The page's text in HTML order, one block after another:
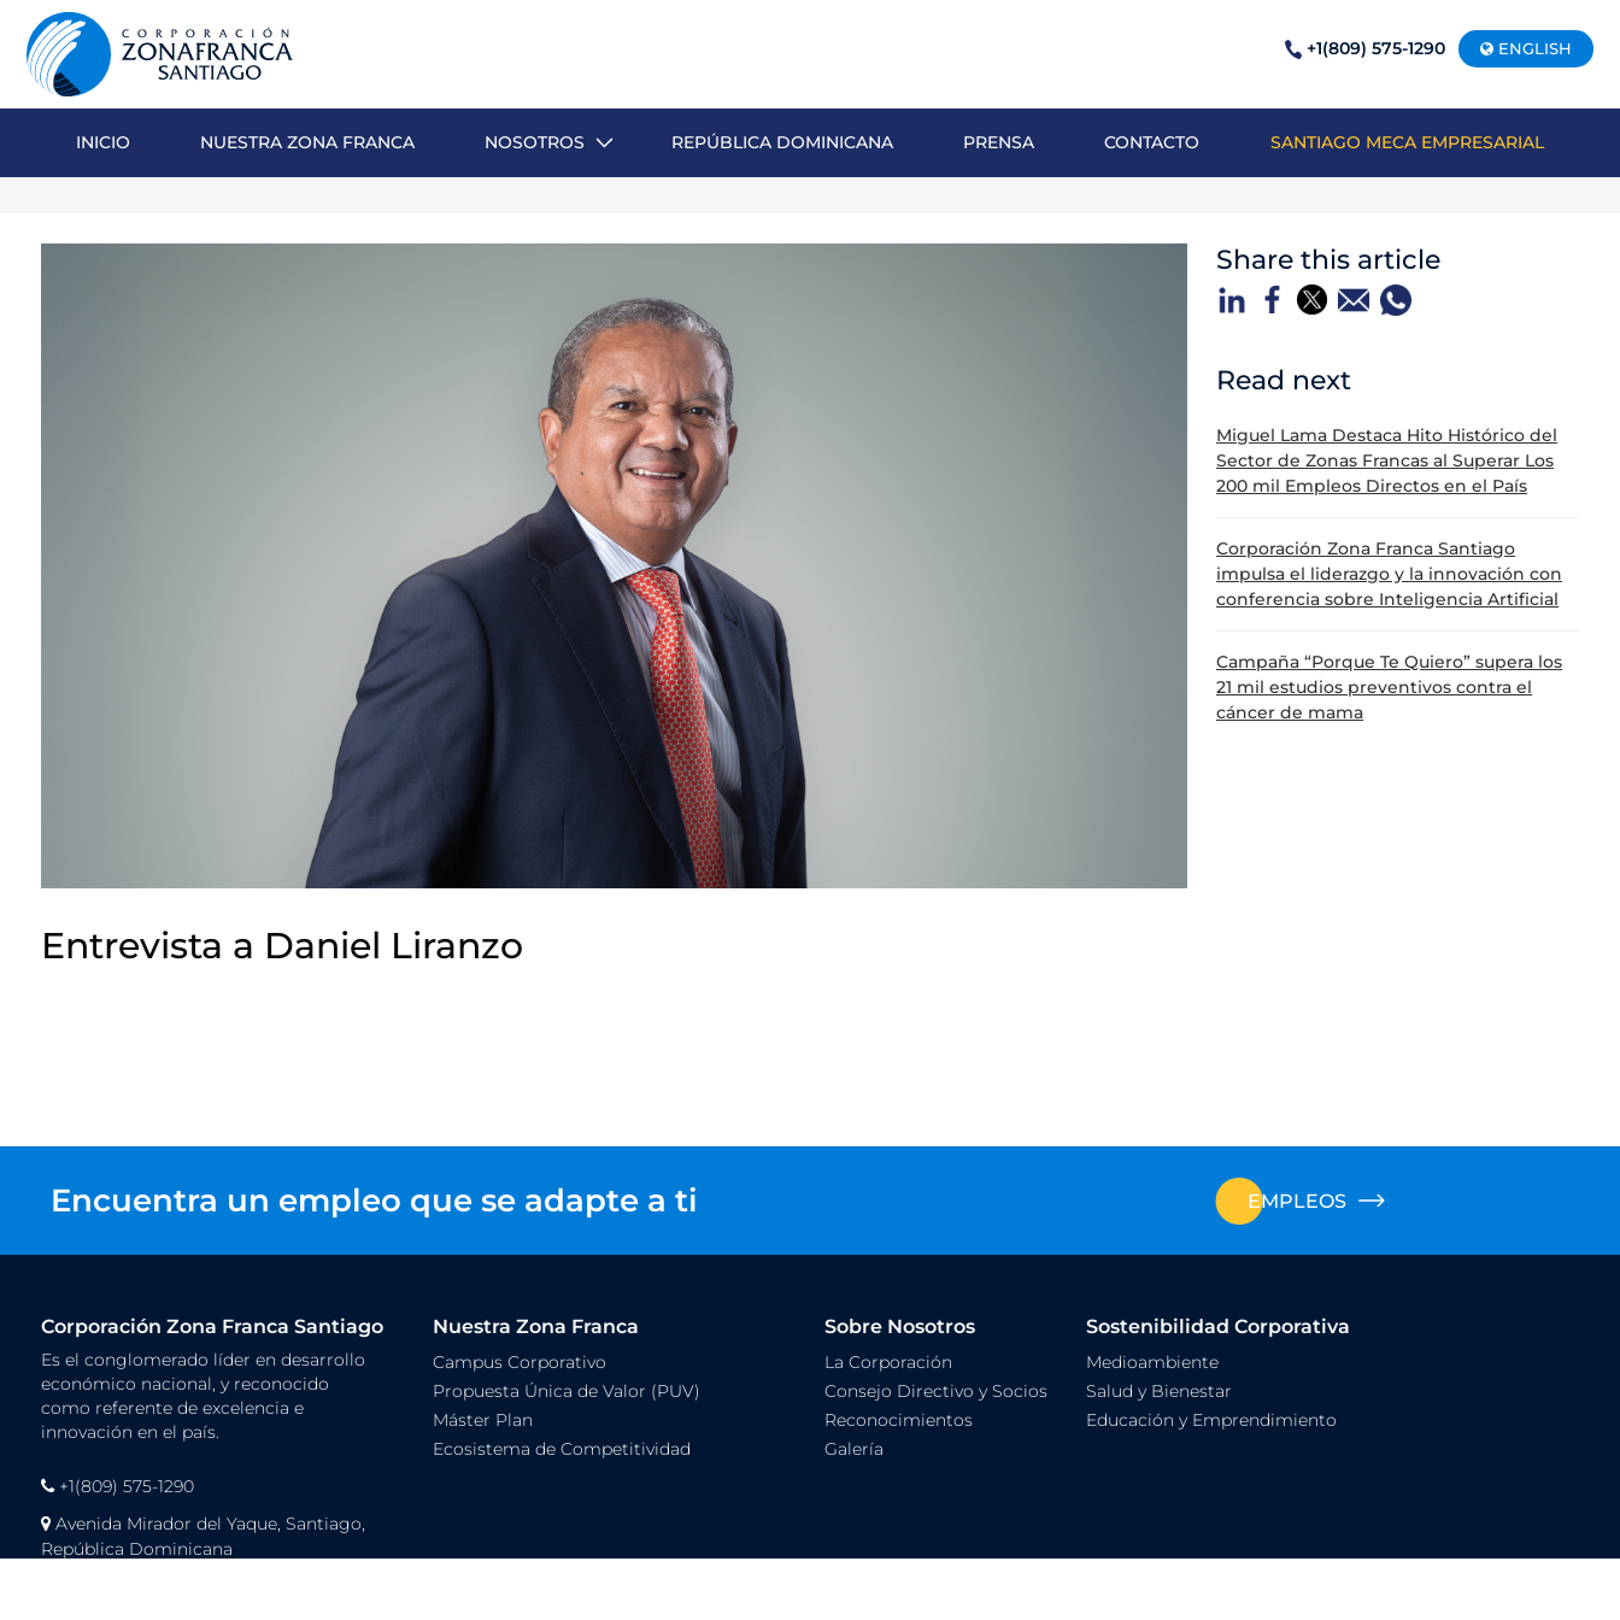
+1(809) 575-1290 ENGLISH
INICIO NUESTRA ZONA FRANCA NOSOTROS REPÚBLICA DOMINICANA PRENSA CONTACTO SANTIAGO MECA EMPRESARIAL
Entrevista a Daniel Liranzo
Share this article
Read next
Miguel Lama Destaca Hito Histórico del
Sector de Zonas Francas al Superar Los
200 mil Empleos Directos en el País
Corporación Zona Franca Santiago
impulsa el liderazgo y la innovación con
conferencia sobre Inteligencia Artificial
Campaña “Porque Te Quiero” supera los
21 mil estudios preventivos contra el
cáncer de mama
Encuentra un empleo que se adapte a ti EMPLEOS
Corporación Zona Franca Santiago
Es el conglomerado líder en desarrollo
económico nacional, y reconocido
como referente de excelencia e
innovación en el país.
+1(809) 575-1290
Avenida Mirador del Yaque, Santiago,
República Dominicana
Nuestra Zona Franca
Campus Corporativo
Propuesta Única de Valor (PUV)
Máster Plan
Ecosistema de Competitividad
Sobre Nosotros
La Corporación
Consejo Directivo y Socios
Reconocimientos
Galería
Sostenibilidad Corporativa
Medioambiente
Salud y Bienestar
Educación y Emprendimiento